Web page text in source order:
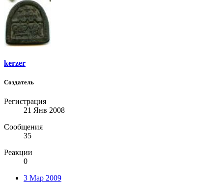
kerzer
Создатель
Регистрация
21 Янв 2008
Сообщения
35
Реакции
0
3 Мар 2009